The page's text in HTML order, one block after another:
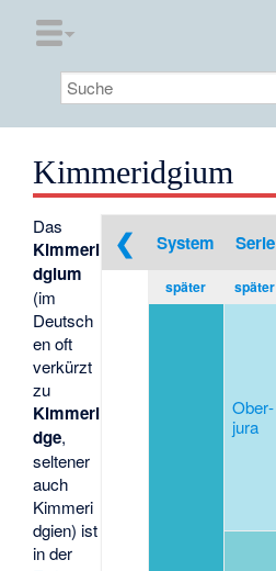
Kimmeridgium
❮ System Serie
später später
Ober­
jura
Das
Kimmeri
dgium
(im
Deutsch
en oft
verkürzt
zu
Kimmeri
dge,
seltener
auch
Kimmeri
dgien) ist
in der